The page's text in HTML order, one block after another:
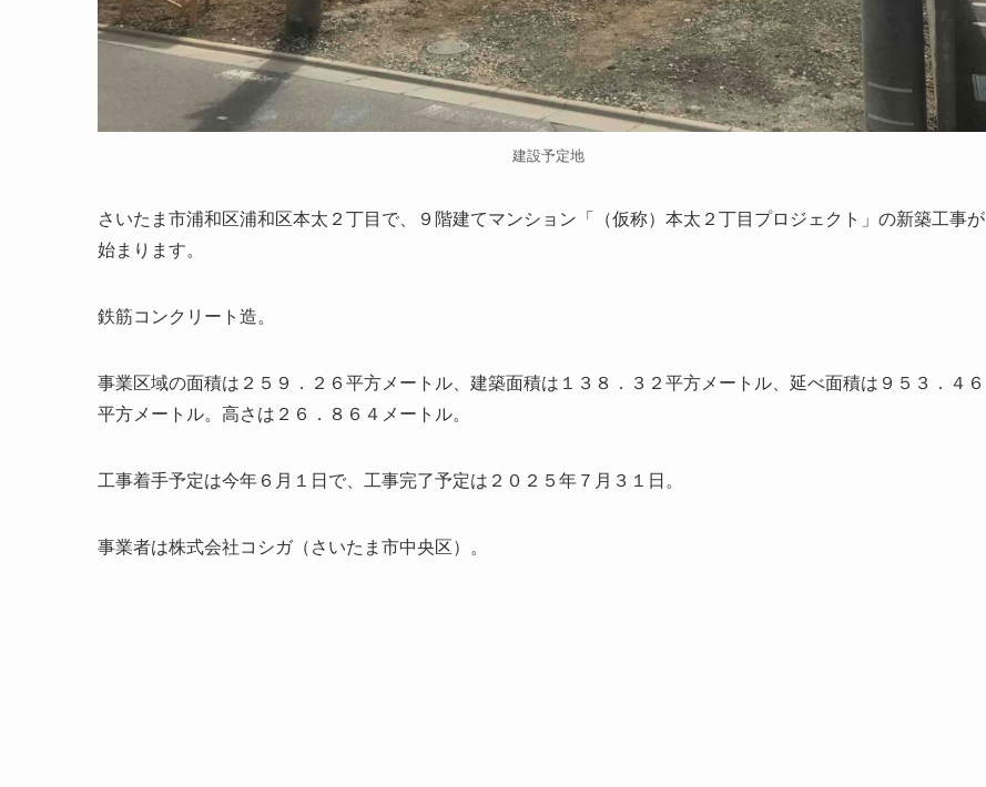
建設予定地
さいたま市浦和区浦和区本太２丁目で、９階建てマンション「（仮称）本太２丁目プロジェクト」の新築工事が
始まります。
鉄筋コンクリート造。
事業区域の面積は２５９．２６平方メートル、建築面積は１３８．３２平方メートル、延べ面積は９５３．４６
平方メートル。高さは２６．８６４メートル。
工事着手予定は今年６月１日で、工事完了予定は２０２５年７月３１日。
事業者は株式会社コシガ（さいたま市中央区）。